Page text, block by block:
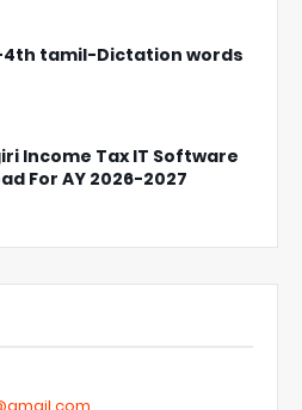
tamil-Dictation words
Income Tax IT Software
For AY 2026-2027